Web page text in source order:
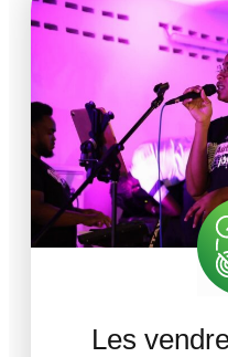
Les